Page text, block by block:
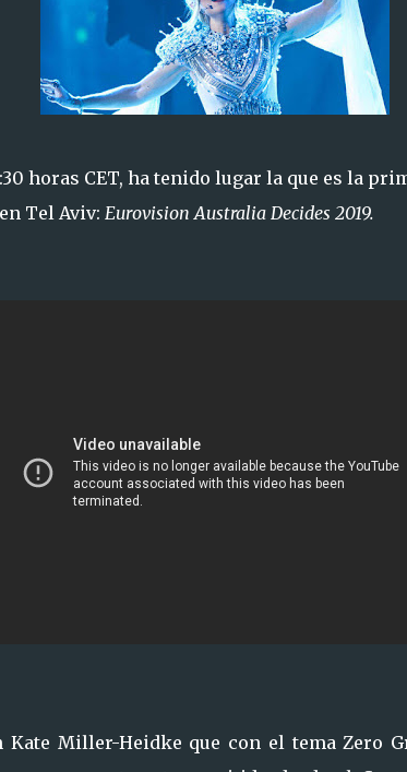
horas CET, ha tenido lugar la que es la
Tel Aviv: Eurovision Australia Decides 2019.
Kate Miller-Heidke que con el tema Zero